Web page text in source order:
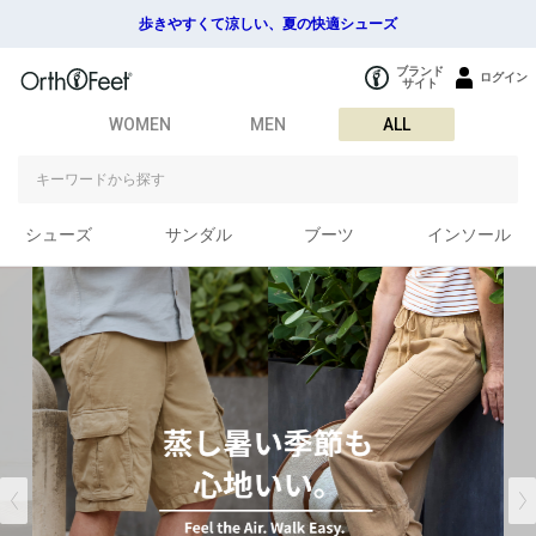
歩きやすくて涼しい、夏の快適シューズ
シューズ サンダル ブーツ インソール
ブランド
サイト
ログイン
WOMEN MEN ALL